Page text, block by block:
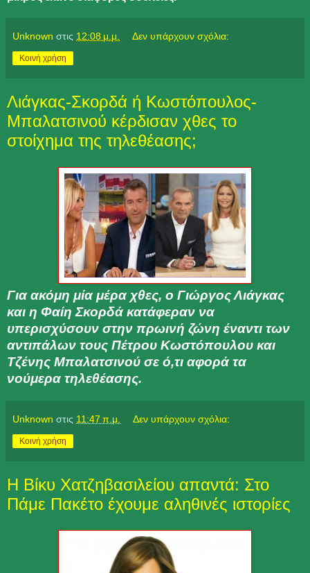
Unknown στις 12:08 μ.μ. Δεν υπάρχουν σχόλια:
Κοινή χρήση
Λιάγκας-Σκορδά ή Κωστόπουλος-
Μπαλατσινού κέρδισαν χθες το
στοίχημα της τηλεθέασης;
Για ακόμη μία μέρα χθες, ο Γιώργος Λιάγκας
και η Φαίη Σκορδά κατάφεραν να
υπερισχύσουν στην πρωινή ζώνη έναντι των
αντιπάλων τους Πέτρου Κωστόπουλου και
Τζένης Μπαλατσινού σε ό,τι αφορά τα
νούμερα τηλεθέασης.
Unknown στις 11:47 π.μ. Δεν υπάρχουν σχόλια:
Κοινή χρήση
Η Βίκυ Χατζηβασιλείου απαντά: Στο
Πάμε Πακέτο έχουμε αληθινές ιστορίες